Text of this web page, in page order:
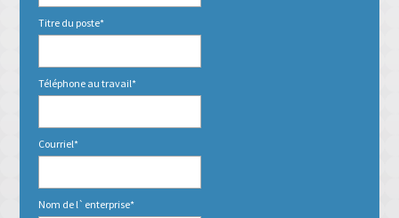
Titre du poste*
Téléphone au travail*
Courriel*
Nom de l`enterprise*